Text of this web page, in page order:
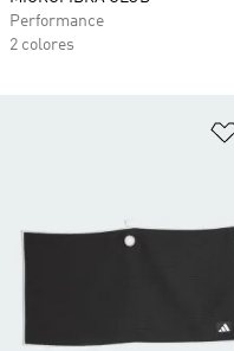
Performance
2 colores